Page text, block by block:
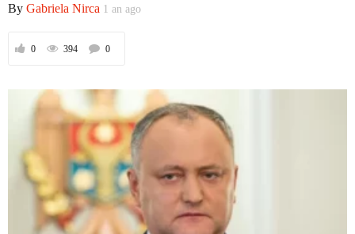
By Gabriela Nirca 1 an ago
0 394 0